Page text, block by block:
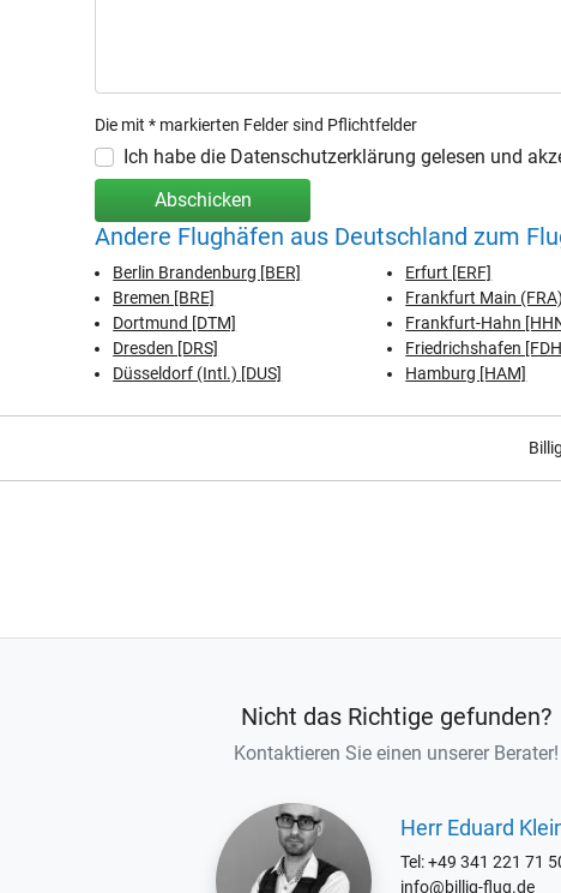
Die mit * markierten Felder sind Pflichtfelder
Ich habe die Datenschutzerklärung gelesen und
Abschicken
Andere Flughäfen aus Deutschland zum
Berlin Brandenburg [BER]
Bremen [BRE]
Dortmund [DTM]
Dresden [DRS]
Düsseldorf (Intl.) [DUS]
Erfurt [ERF]
Frankfurt Main
Frankfurt-Hahn
Friedrichshafen
Hamburg [HAM]
Nicht das Richtige gefunden?
Kontaktieren Sie einen unserer Berater!
Herr Eduard
Tel: +49 341 221 71
info@billig-flug.de